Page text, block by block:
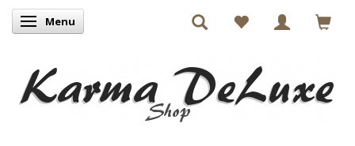
Skifte navigation
Menu